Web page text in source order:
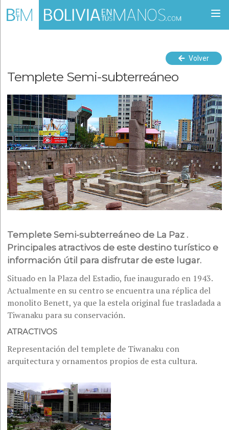
Volver
Templete Semi-subterreáneo
Templete Semi-subterreáneo de La Paz .
Principales atractivos de este destino turístico e
información útil para disfrutar de este lugar.
Situado en la Plaza del Estadio, fue inaugurado en 1943.
Actualmente en su centro se encuentra una réplica del
monolito Benett, ya que la estela original fue trasladada a
Tiwanaku para su conservación.
ATRACTIVOS
Representación del templete de Tiwanaku con
arquitectura y ornamentos propios de esta cultura.